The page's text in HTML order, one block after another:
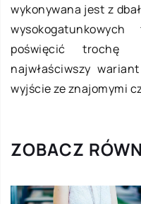
wykonywana jest z
poświęcić trochę
najwłaściwszy
wyjście ze znajomymi
ZOBACZ